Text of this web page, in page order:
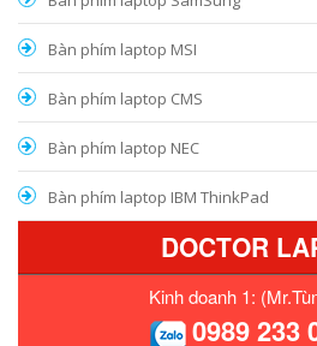
Bàn phím laptop MSI
Bàn phím laptop CMS
Bàn phím laptop NEC
Bàn phím laptop IBM ThinkPad
DOCTOR
Kinh doanh 1:
0989 233